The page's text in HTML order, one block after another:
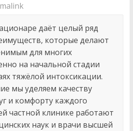
даёт целый ряд
которые делают
для многих
на начальной стадии
тяжёлой интоксикации.
мы уделяем качеству
и комфорту каждого
частной клинике работают
наук и врачи высшей